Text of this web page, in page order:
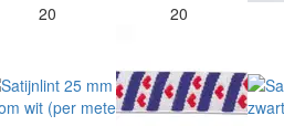
20 20